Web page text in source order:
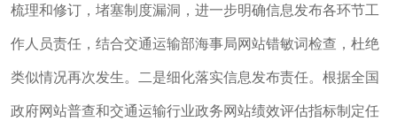
梳理和修订，堵塞制度漏洞，进一步明确信息发布各环节工
作人员责任，结合交通运输部海事局网站错敏词检查，杜绝
类似情况再次发生。二是细化落实信息发布责任。根据全国
政府网站普查和交通运输行业政务网站绩效评估指标制定任